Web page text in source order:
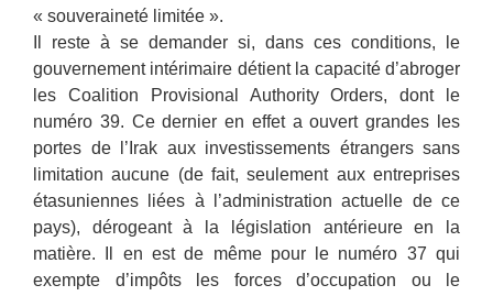
« souveraineté limitée ».
Il reste à se demander si, dans ces conditions, le
gouvernement intérimaire détient la capacité d’abroger
les Coalition Provisional Authority Orders, dont le
numéro 39. Ce dernier en effet a ouvert grandes les
portes de l’Irak aux investissements étrangers sans
limitation aucune (de fait, seulement aux entreprises
étasuniennes liées à l’administration actuelle de ce
pays), dérogeant à la législation antérieure en la
matière. Il en est de même pour le numéro 37 qui
exempte d’impôts les forces d’occupation ou le